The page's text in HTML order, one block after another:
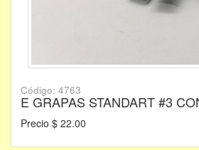
Código: 4763
E GRAPAS STANDART #3
Precio $ 22.00